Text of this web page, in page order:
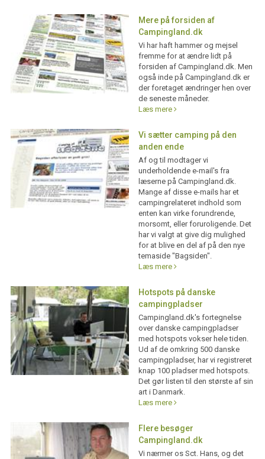
Mere på forsiden af
Campingland.dk
Vi har haft hammer og mejsel
fremme for at ændre lidt på
forsiden af Campingland.dk. Men
også inde på Campingland.dk er
der foretaget ændringer hen over
de seneste måneder.
Læs mere
Vi sætter camping på den
anden ende
Af og til modtager vi
underholdende e-mail's fra
læserne på Campingland.dk.
Mange af disse e-mails har et
campingrelateret indhold som
enten kan virke forundrende,
morsomt, eller foruroligende. Det
har vi valgt at give dig mulighed
for at blive en del af på den nye
temaside "Bagsiden".
Læs mere
Hotspots på danske
campingpladser
Campingland.dk's fortegnelse
over danske campingpladser
med hotspots vokser hele tiden.
Ud af de omkring 500 danske
campingpladser, har vi registreret
knap 100 pladser med hotspots.
Det gør listen til den største af sin
art i Danmark.
Læs mere
Flere besøger
Campingland.dk
Vi nærmer os Sct. Hans, og det